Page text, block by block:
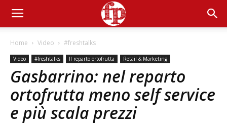
Home Video #freshtalks
Video #freshtalks Il reparto ortofrutta Retail & Marketing
Gasbarrino: nel reparto
ortofrutta meno self service
e più scala prezzi